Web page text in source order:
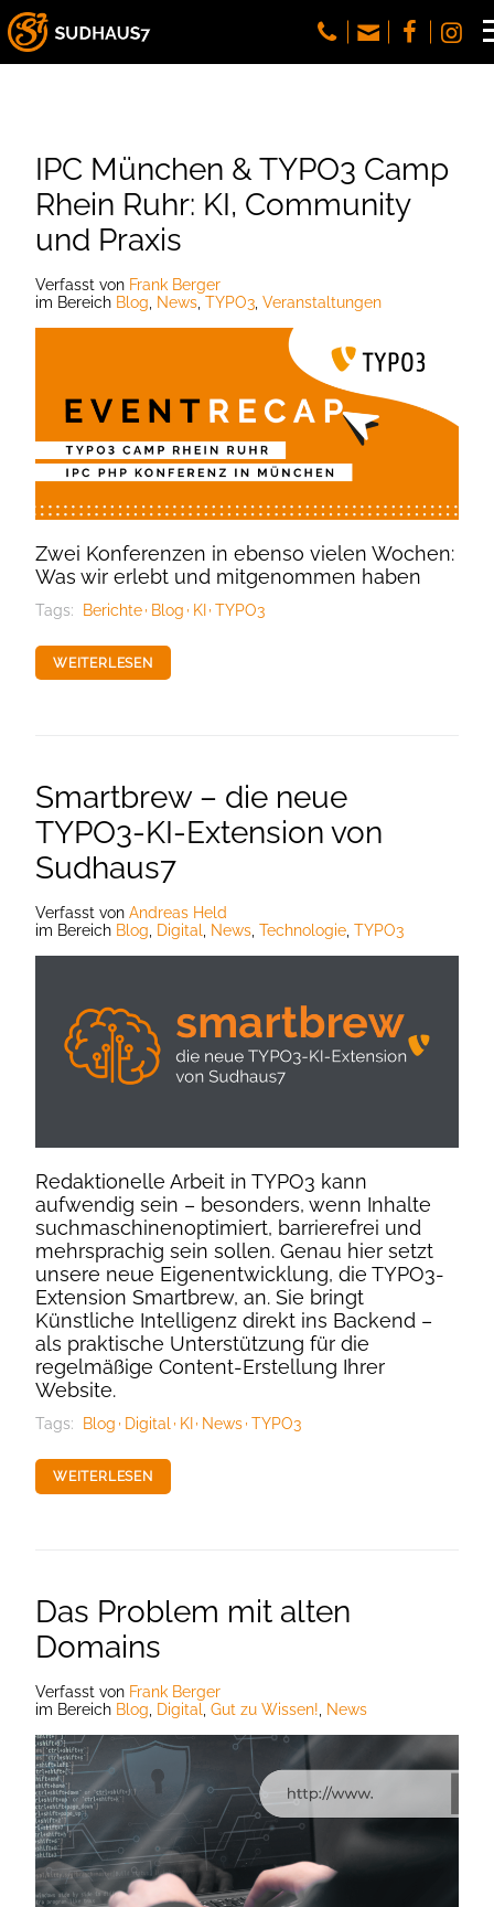
IPC München & TYPO3 Camp
Rhein Ruhr: KI, Community
und Praxis
Verfasst von Frank Berger
im Bereich Blog News TYPO3 Veranstaltungen
Zwei Konferenzen in ebenso vielen Wochen:
Was wir erlebt und mitgenommen haben
Tags: Berichte Blog KI TYPO3
WEITERLESEN
Smartbrew – die neue
TYPO3-KI-Extension von
Sudhaus7
Verfasst von Andreas Held
im Bereich Blog, Digital, News, Technologie, TYPO3
Redaktionelle Arbeit in TYPO3 kann
aufwendig sein – besonders, wenn Inhalte
suchmaschinenoptimiert, barrierefrei und
mehrsprachig sein sollen. Genau hier setzt
unsere neue Eigenentwicklung, die TYPO3-
Extension Smartbrew, an. Sie bringt
Künstliche Intelligenz direkt ins Backend –
als praktische Unterstützung für die
regelmäßige Content-Erstellung Ihrer
Website.
Tags: Blog Digital KI News TYPO3
WEITERLESEN
Das Problem mit alten
Domains
Verfasst von Frank Berger
im Bereich Blog Digital Gut zu Wissen! News